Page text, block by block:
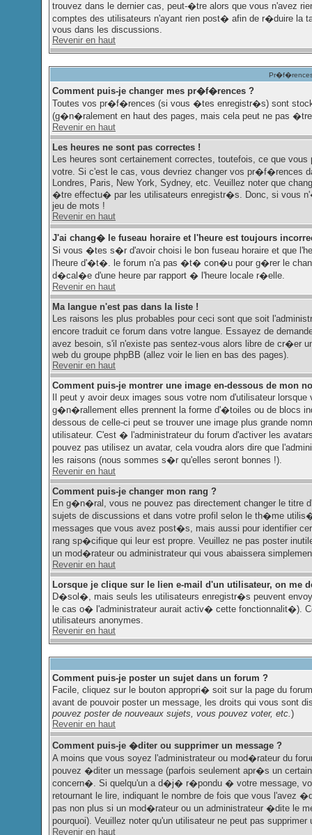
trouvez dans le dernier cas, peut-�tre alors que vous n'avez
comptes des utilisateurs n'ayant rien post� afin de r�duire la
vous dans les discussions.
Revenir en haut
Pr�f�rences
Comment puis-je changer mes pr�f�rences ?
Toutes vos pr�f�rences (si vous �tes enregistr�s) sont
(g�n�ralement en haut des pages, mais cela peut ne pas
Revenir en haut
Les heures ne sont pas correctes !
Les heures sont certainement correctes, toutefois, ce que
votre. Si c'est le cas, vous devriez changer vos pr�f�rences
Londres, Paris, New York, Sydney, etc. Veuillez noter que
�tre effectu� par les utilisateurs enregistr�s. Donc, si vous
jeu de mots !
Revenir en haut
J'ai chang� le fuseau horaire et l'heure est toujours
Si vous �tes s�r d'avoir choisi le bon fuseau horaire et que
l'heure d'�t�. le forum n'a pas �t� con�u pour g�rer le
d�cal�e d'une heure par rapport � l'heure locale r�elle.
Revenir en haut
Ma langue n'est pas dans la liste !
Les raisons les plus probables pour ceci sont que soit
encore traduit ce forum dans votre langue. Essayez de
avez besoin, s'il n'existe pas sentez-vous alors libre de cr�er
web du groupe phpBB (allez voir le lien en bas des pages).
Revenir en haut
Comment puis-je montrer une image en-dessous de mon
Il peut y avoir deux images sous votre nom d'utilisateur
g�n�rallement elles prennent la forme d'�toiles ou de blocs
dessous de celle-ci peut se trouver une image plus grande
utilisateur. C'est � l'administrateur du forum d'activer les
pouvez pas utilisez un avatar, cela voudra alors dire que
les raisons (nous sommes s�r qu'elles seront bonnes !).
Revenir en haut
Comment puis-je changer mon rang ?
En g�n�ral, vous ne pouvez pas directement changer le titre
sujets de discussions et dans votre profil selon le th�me
messages que vous avez post�s, mais aussi pour identifier
rang sp�cifique qui leur est propre. Veuillez ne pas poster
un mod�rateur ou administrateur qui vous abaissera
Revenir en haut
Lorsque je clique sur le lien e-mail d'un utilisateur, on me
D�sol�, mais seuls les utilisateurs enregistr�s peuvent
le cas o� l'administrateur aurait activ� cette fonctionnalit�).
utilisateurs anonymes.
Revenir en haut
Comment puis-je poster un sujet dans un forum ?
Facile, cliquez sur le bouton appropri� soit sur la page du
avant de pouvoir poster un message, les droits qui vous sont
pouvez poster de nouveaux sujets, vous pouvez voter, etc.)
Revenir en haut
Comment puis-je �diter ou supprimer un message ?
A moins que vous soyez l'administrateur ou mod�rateur du
pouvez �diter un message (parfois seulement apr�s un
concern�. Si quelqu'un a d�j� r�pondu � votre message,
retournant le lire, indiquant le nombre de fois que vous
pas non plus si un mod�rateur ou un administrateur �dite le
pourquoi). Veuillez noter qu'un utilisateur ne peut pas
Revenir en haut